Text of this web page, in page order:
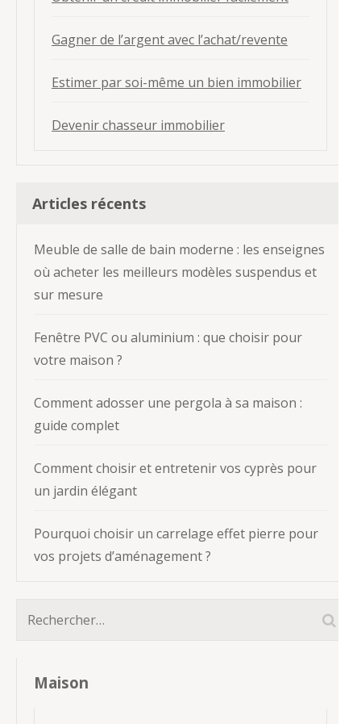
Gagner de l’argent avec l’achat/revente
Estimer par soi-même un bien immobilier
Devenir chasseur immobilier
Articles récents
Meuble de salle de bain moderne : les enseignes
où acheter les meilleurs modèles suspendus et
sur mesure
Fenêtre PVC ou aluminium : que choisir pour
votre maison ?
Comment adosser une pergola à sa maison :
guide complet
Comment choisir et entretenir vos cyprès pour
un jardin élégant
Pourquoi choisir un carrelage effet pierre pour
vos projets d’aménagement ?
Rechercher :
Maison